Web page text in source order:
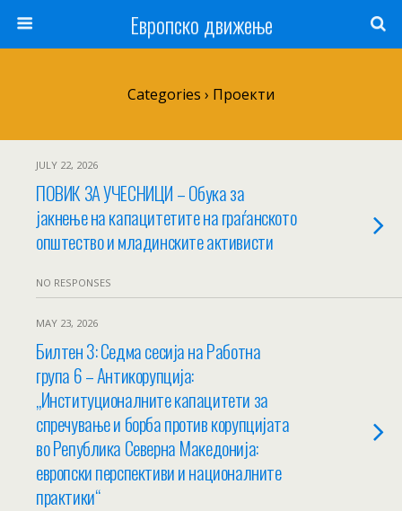
Европско движење
Categories › Проекти
JULY 22, 2026
ПОВИК ЗА УЧЕСНИЦИ – Обука за
јакнење на капацитетите на граѓанското
општество и младинските активисти
NO RESPONSES
MAY 23, 2026
Билтен 3: Седма сесија на Работна
група 6 – Антикорупција:
„Институционалните капацитети за
спречување и борба против корупцијата
во Република Северна Македонија:
европски перспективи и националните
практики“